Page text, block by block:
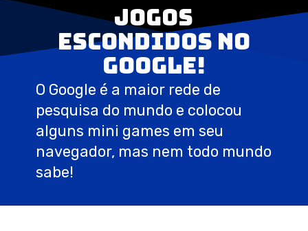
Jogos
escondidos no
Google!
O Google é a maior rede de
pesquisa do mundo e colocou
alguns mini games em seu
navegador, mas nem todo mundo
sabe!